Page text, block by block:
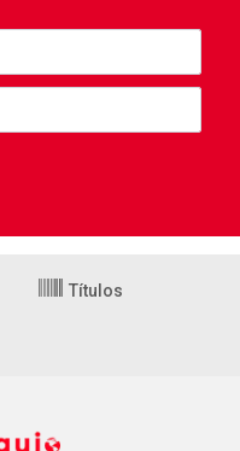
Títulos